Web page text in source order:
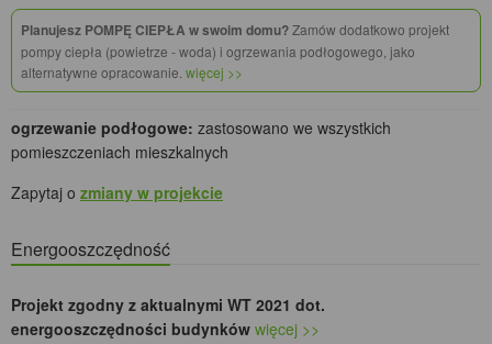
Planujesz POMPĘ CIEPŁA w swoim domu?Zamów dodatkowo projekt
pompy ciepła (powietrze - woda) i ogrzewania podłogowego, jako
alternatywne opracowanie. więcej >>
ogrzewanie podłogowe: zastosowano we wszystkich
pomieszczeniach mieszkalnych
Zapytaj o zmiany w projekcie
Energooszczędność
Projekt zgodny z aktualnymi WT 2021 dot.
energooszczędności budynków więcej >>